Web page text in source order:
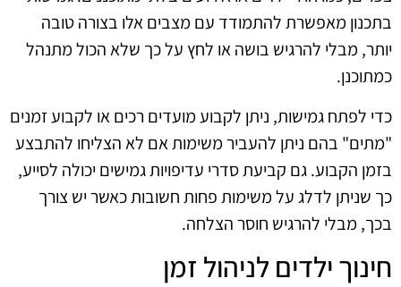
בתכנון מאפשרת להתמודד עם מצבים אלו בצורה טובה
יותר, מבלי להרגיש בושה או לחץ על כך שלא הכול מתנהל
כמתוכנן.
כדי לפתח גמישות, ניתן לקבוע מועדים רכים או לקבוע זמנים
"מתים" בהם ניתן להעביר משימות אם לא הצליחו להתבצע
בזמן הקבוע. גם קביעת סדרי עדיפויות גמישים יכולה לסייע,
כך שניתן לדלג על משימות פחות חשובות כאשר יש צורך
בכך, מבלי להרגיש חוסר הצלחה.
חינוך ילדים לניהול זמן